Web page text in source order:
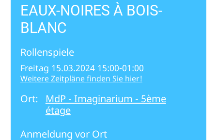
EAUX-NOIRES À BOIS-
BLANC
Rollenspiele
Freitag 15.03.2024 15:00-01:00
Weitere Zeitpläne finden Sie hier!
Ort:
MdP - Imaginarium - 5ème
étage
Anmeldung vor Ort